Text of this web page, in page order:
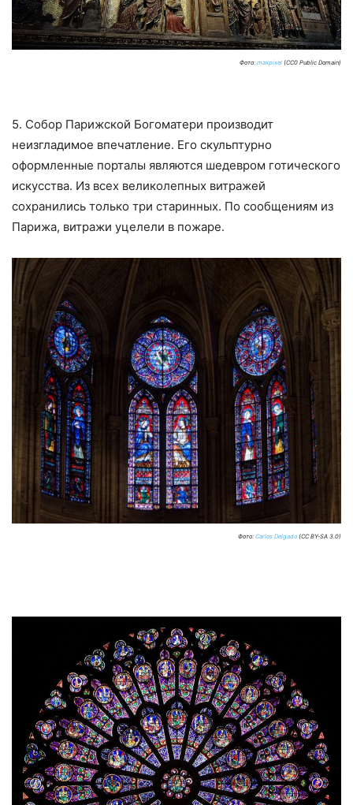
Фото: maxpixel (CC0 Public Domain)
5. Собор Парижской Богоматери производит
неизгладимое впечатление. Его скульптурно
оформленные порталы являются шедевром готического
искусства. Из всех великолепных витражей
сохранились только три старинных. По сообщениям из
Парижа, витражи уцелели в пожаре.
Фото: Carlos Delgado (CC BY-SA 3.0)